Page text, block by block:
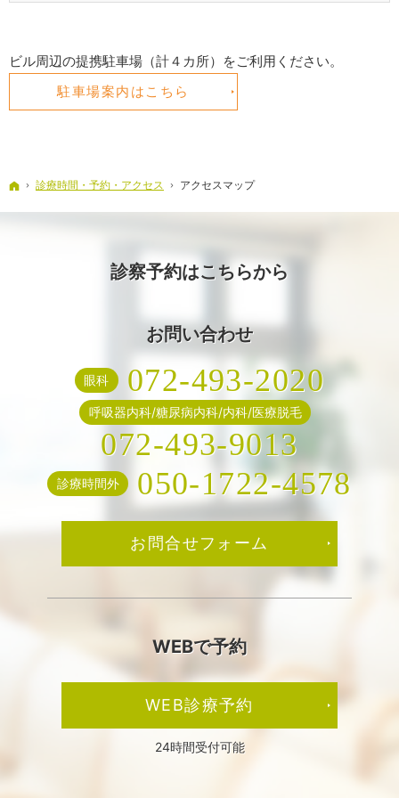
ビル周辺の提携駐車場（計４カ所）をご利用ください。
駐車場案内はこちら
ホーム
診療時間・予約・アクセス アクセスマップ
診察予約はこちらから
お問い合わせ
眼科 072-493-2020
呼吸器内科/糖尿病内科/内科/医療脱毛
072-493-9013
診療時間外 050-1722-4578
お問合せフォーム
WEBで予約
WEB診療予約
24時間受付可能